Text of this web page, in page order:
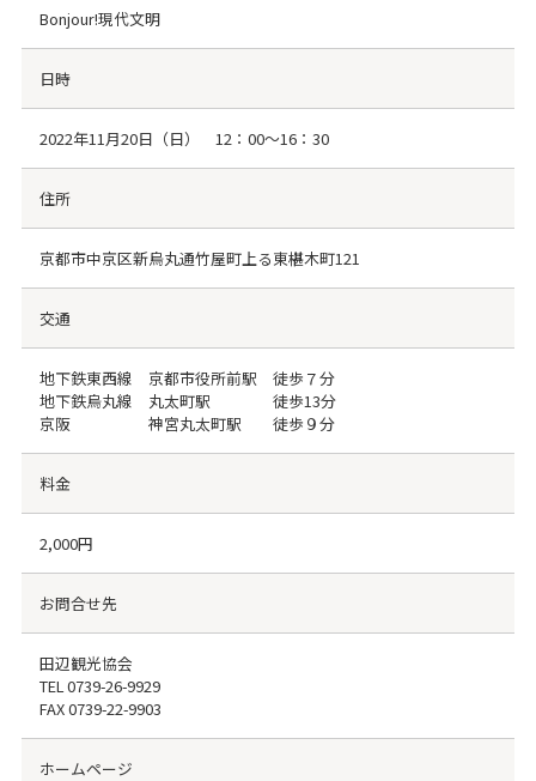
Bonjour!現代文明
日時
2022年11月20日（日） 12：00～16：30
住所
京都市中京区新烏丸通竹屋町上る東椹木町121
交通
地下鉄東西線 京都市役所前駅 徒歩７分
地下鉄烏丸線 丸太町駅 徒歩13分
京阪 神宮丸太町駅 徒歩９分
料金
2,000円
お問合せ先
田辺観光協会
TEL 0739-26-9929
FAX0739-22-9903
ホームページ